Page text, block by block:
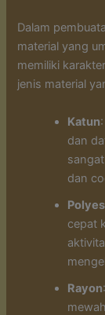
Dalam
material yang
memiliki
jenis material
Katun
dan
dan
cepat
Rayon